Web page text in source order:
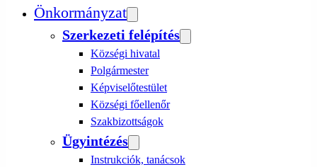
Önkormányzat
Szerkezeti felépítés
Községi hivatal
Polgármester
Képviselőtestület
Községi főellenőr
Szakbizottságok
Ügyintézés
Instrukciók, tanácsok